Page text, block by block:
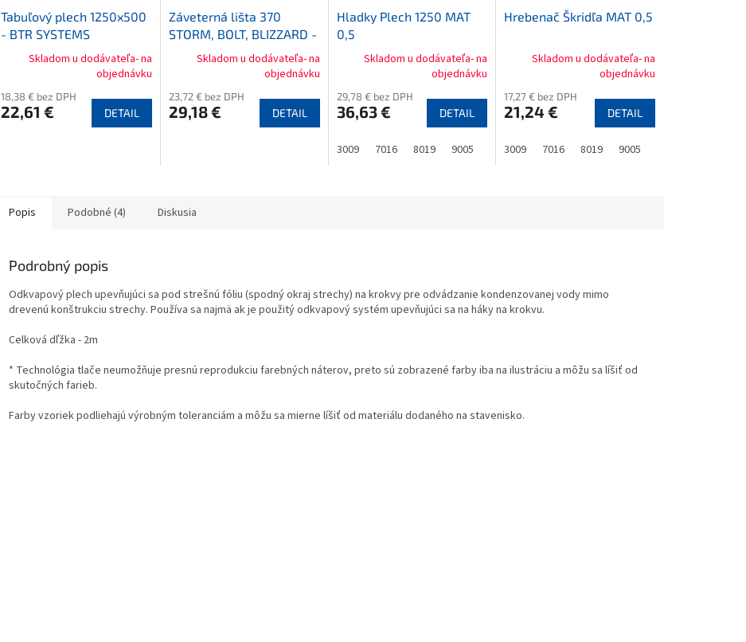
Tabuľový plech 1250x500
- BTR SYSTEMS
Skladom u dodávateľa- na
objednávku
18,38 € bez DPH
22,61 € DETAIL
Záveterná lišta 370
STORM, BOLT, BLIZZARD -
BTR SYSTEMS
Skladom u dodávateľa- na
objednávku
23,72 € bez DPH
29,18 € DETAIL
Hladky Plech 1250 MAT
0,5
Skladom u dodávateľa- na
objednávku
29,78 € bez DPH
36,63 € DETAIL
3009 7016 8019 9005
Hrebenač Škridľa MAT 0,5
Skladom u dodávateľa- na
objednávku
17,27 € bez DPH
21,24 € DETAIL
3009 7016 8019 9005
Popis Podobné (4) Diskusia
Podrobný popis
Odkvapový plech upevňujúci sa pod strešnú fóliu (spodný okraj strechy) na krokvy pre odvádzanie kondenzovanej vody mimo
drevenú konštrukciu strechy. Používa sa najmä ak je použitý odkvapový systém upevňujúci sa na háky na krokvu.
Celková dľžka - 2m
* Technológia tlače neumožňuje presnú reprodukciu farebných náterov, preto sú zobrazené farby iba na ilustráciu a môžu sa líšiť od
skutočných farieb.
Farby vzoriek podliehajú výrobným toleranciám a môžu sa mierne líšiť od materiálu dodaného na stavenisko.